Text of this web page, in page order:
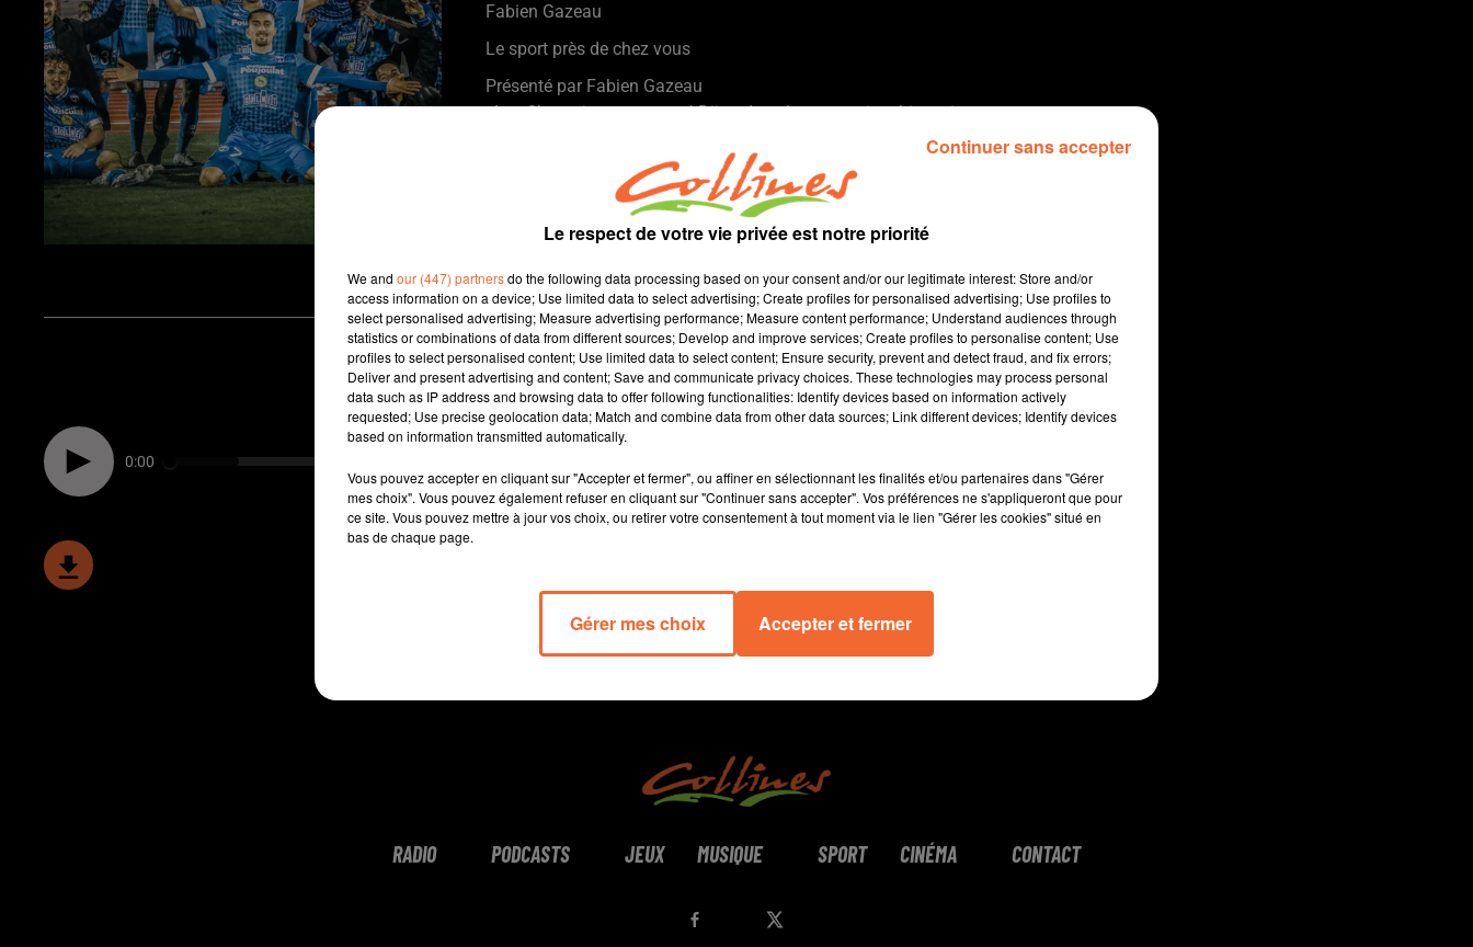
Fabien Gazeau
Le sport près de chez vous
Présenté par Fabien Gazeau
- Les Chamois ont renversé Dijon dans le money-time hier soir
- En Régionale 1, Bressuire, Chauray et St Liguaire au top.
- En basket, Cholet a battu Nancy grace à un très bon début de
- En régionale 2, les garçons du Réveil au départ d'une nouvelle
- En trophée Coupe de France, les argentonnaises sont passées
tout près de l'exploit face à la Couronne (48/49)
- Dossier pisicines : les clubs concernés par les fermetures cet
hiver des piscines de Bressuire, Cerizay et Moncoutant veulent
faire reculer l'A2B...
0:00
RADIO PODCASTS JEUX MUSIQUE SPORT CINÉMA CONTACT
Le respect de votre vie privée est notre priorité
We and our (447) partnersdo the following data processing based on your consent and/or our legitimate interest: Store and/or
access information on a device; Use limited data to select advertising; Create profiles for personalised advertising; Use profiles to
select personalised advertising; Measure advertising performance; Measure content performance; Understand audiences through
statistics or combinations of data from different sources; Develop and improve services; Create profiles to personalise content; Use
profiles to select personalised content; Use limited data to select content; Ensure security, prevent and detect fraud, and fix errors;
Deliver and present advertising and content; Save and communicate privacy choices. These technologies may process personal
data such as IP address and browsing data to offer following functionalities: Identify devices based on information actively
requested; Use precise geolocation data; Match and combine data from other data sources; Link different devices; Identify devices
based on information transmitted automatically.
Vous pouvez accepter en cliquant sur "Accepter et fermer", ou affiner en sélectionnant les finalités et/ou partenaires dans "Gérer
mes choix". Vous pouvez également refuser en cliquant sur "Continuer sans accepter". Vos préférences ne s'appliqueront que pour
ce site. Vous pouvez mettre à jour vos choix, ou retirer votre consentement à tout moment via le lien "Gérer les cookies" situé en
bas de chaque page.
Gérer mes choix Accepter et fermer
Continuer sans accepter